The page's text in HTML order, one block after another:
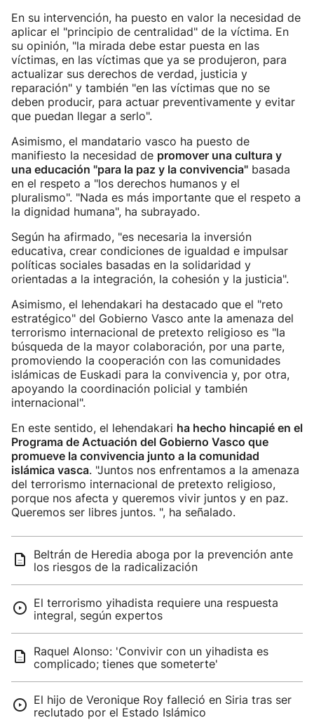
En su intervención, ha puesto en valor la necesidad de
aplicar el "principio de centralidad" de la víctima. En
su opinión, "la mirada debe estar puesta en las
víctimas, en las víctimas que ya se produjeron, para
actualizar sus derechos de verdad, justicia y
reparación" y también "en las víctimas que no se
deben producir, para actuar preventivamente y evitar
que puedan llegar a serlo".
Asimismo, el mandatario vasco ha puesto de
manifiesto la necesidad de promover una cultura y
una educación "para la paz y la convivencia" basada
en el respeto a "los derechos humanos y el
pluralismo". "Nada es más importante que el respeto a
la dignidad humana", ha subrayado.
Según ha afirmado, "es necesaria la inversión
educativa, crear condiciones de igualdad e impulsar
políticas sociales basadas en la solidaridad y
orientadas a la integración, la cohesión y la justicia".
Asimismo, el lehendakari ha destacado que el "reto
estratégico" del Gobierno Vasco ante la amenaza del
terrorismo internacional de pretexto religioso es "la
búsqueda de la mayor colaboración, por una parte,
promoviendo la cooperación con las comunidades
islámicas de Euskadi para la convivencia y, por otra,
apoyando la coordinación policial y también
internacional".
En este sentido, el lehendakari ha hecho hincapié en el
Programa de Actuación del Gobierno Vasco que
promueve la convivencia junto a la comunidad
islámica vasca. "Juntos nos enfrentamos a la amenaza
del terrorismo internacional de pretexto religioso,
porque nos afecta y queremos vivir juntos y en paz.
Queremos ser libres juntos. ", ha señalado.
Beltrán de Heredia aboga por la prevención ante
los riesgos de la radicalización
El terrorismo yihadista requiere una respuesta
integral, según expertos
Raquel Alonso: 'Convivir con un yihadista es
complicado; tienes que someterte'
El hijo de Veronique Roy falleció en Siria tras ser
reclutado por el Estado Islámico